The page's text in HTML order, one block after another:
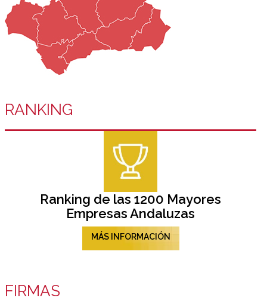
RANKING
Ranking de las 1200 Mayores
Empresas Andaluzas
MÁS INFORMACIÓN
FIRMAS